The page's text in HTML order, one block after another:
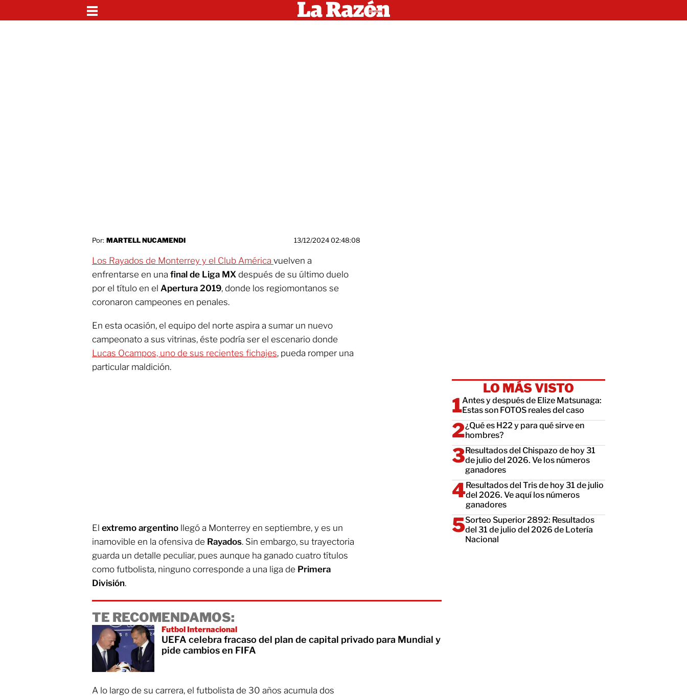
Por: MARTELL NUCAMENDI 13/12/2024 02:48:08
Los Rayados de Monterrey y el Club América vuelven a
enfrentarse en una final de Liga MX después de su último duelo
por el título en el Apertura 2019, donde los regiomontanos se
coronaron campeones en penales.
En esta ocasión, el equipo del norte aspira a sumar un nuevo
campeonato a sus vitrinas, éste podría ser el escenario donde
Lucas Ocampos, uno de sus recientes fichajes, pueda romper una
particular maldición.
El extremo argentino llegó a Monterrey en septiembre, y es un
inamovible en la ofensiva de Rayados. Sin embargo, su trayectoria
guarda un detalle peculiar, pues aunque ha ganado cuatro títulos
como futbolista, ninguno corresponde a una liga de Primera
División.
TE RECOMENDAMOS:
Futbol Internacional
UEFA celebra fracaso del plan de capital privado para Mundial y
pide cambios en FIFA
A lo largo de su carrera, el futbolista de 30 años acumula dos
LO MÁS VISTO
Antes y después de Elize Matsunaga:
Estas son FOTOS reales del caso
¿Qué es H22 y para qué sirve en
hombres?
Resultados del Chispazo de hoy 31
de julio del 2026. Ve los números
ganadores
Resultados del Tris de hoy 31 de julio
del 2026. Ve aquí los números
ganadores
Sorteo Superior 2892: Resultados
del 31 de julio del 2026 de Lotería
Nacional